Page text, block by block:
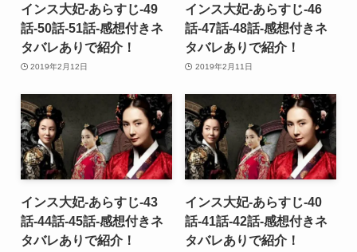
インス大妃-あらすじ-49
話-50話-51話-感想付きネ
タバレありで紹介！
2019年2月12日
インス大妃-あらすじ-46
話-47話-48話-感想付きネ
タバレありで紹介！
2019年2月11日
インス大妃-あらすじ-43
話-44話-45話-感想付きネ
タバレありで紹介！
インス大妃-あらすじ-40
話-41話-42話-感想付きネ
タバレありで紹介！